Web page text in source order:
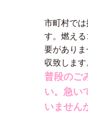
市町村で
す。燃え
要がありま
収致します
普段のご
い。急い
いません